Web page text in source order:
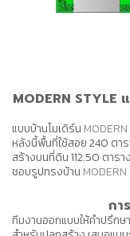
MODERN
แบบบ้านโมเดิร์น
หลังนี้พื้นที่ใช้สอย 240 ตา
สร้างบนที่ดิน 112.50 ตาร
ชอบรูปทรงบ้าน MODERN
กา
ทีมงานออกแบบให้คำปรึก